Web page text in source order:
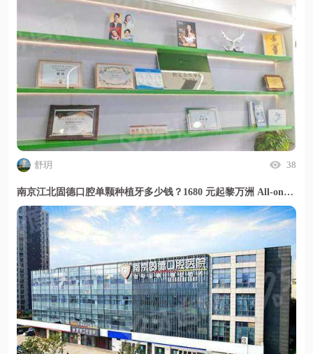
舒玥 38
南京江北固德口腔单颗种植牙多少钱？1680 元起黎万洲 All-on-4 技术半口种植靠谱